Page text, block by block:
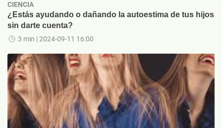
CIENCIA
¿Estás ayudando o dañando la autoestima de tus hijos
sin darte cuenta?
3 min | 2024-09-11 16:00